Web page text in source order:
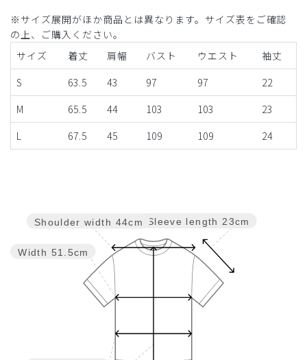
※サイズ展開がほか商品とは異なります。サイズ表をご確認
の上、ご購入ください。
サイズ
着丈 肩幅 バスト ウエスト
袖丈
S
63.5 43 97 97
22
M
65.5 44 103 103
23
L
67.5 45 109 109 24
Sleeve length 23cm
Width 51.5cm
Shoulder width 44cm